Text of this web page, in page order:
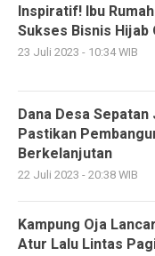
Inspiratif! Ibu
Sukses Bisnis Hijab
23 Juli 2023 - 10:34 WIB
Dana Desa
Pastikan
Berkelanjutan
22 Juli 2023 - 20:38 WIB
Kampung Oja
Atur Lalu Lintas